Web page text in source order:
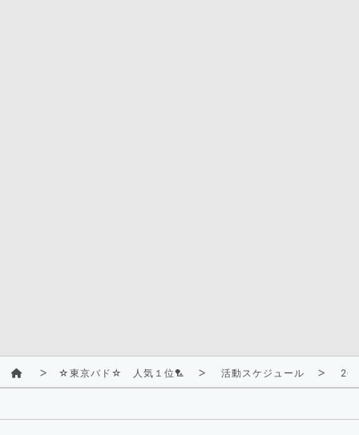
☆東京バド☆ 人気１位🏸 活動スケジュール